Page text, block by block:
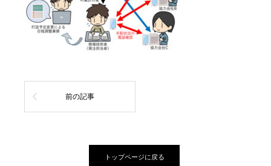
前の記事
トップページに戻る